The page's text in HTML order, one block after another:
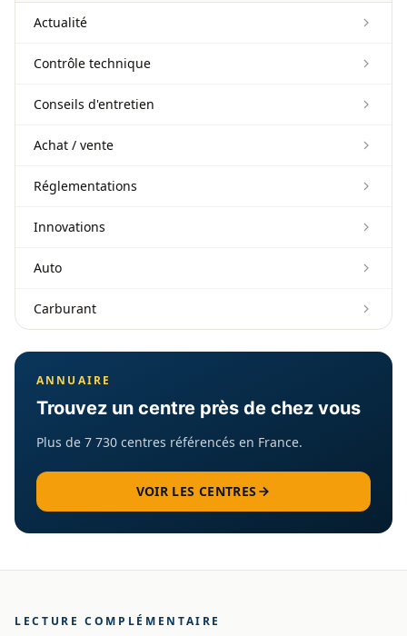
Actualité
Contrôle technique
Conseils d'entretien
Achat / vente
Réglementations
Innovations
Auto
Carburant
ANNUAIRE
Trouvez un centre près de chez vous
Plus de 7 730 centres référencés en France.
VOIR LES CENTRES
LECTURE COMPLÉMENTAIRE